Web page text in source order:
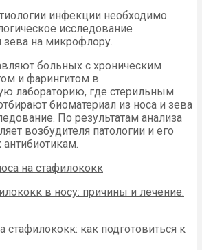
инфекции необходимо
исследование
зева на микрофлору.
больных с хроническим
и фарингитом в
лабораторию, где стерильным
биоматериал из носа и зева
По результатам анализа
возбудителя патологии и его
антибиотикам.